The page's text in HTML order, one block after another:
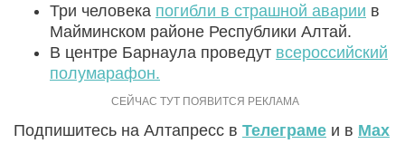
Три человека погибли в страшной аварии в
Майминском районе Республики Алтай.
В центре Барнаула проведут всероссийский
полумарафон.
Подпишитесь на Алтапресс в Телеграме и в Max